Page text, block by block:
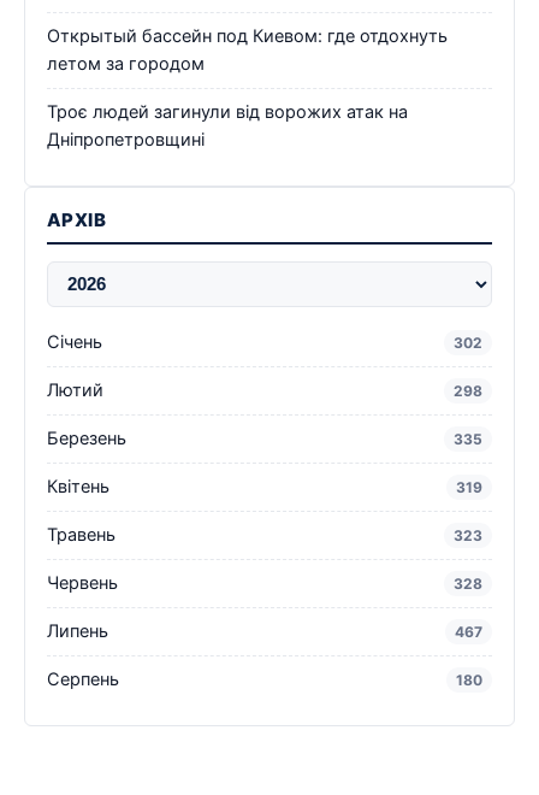
Открытый бассейн под Киевом: где отдохнуть
летом за городом
Троє людей загинули від ворожих атак на
Дніпропетровщині
АРХІВ
Січень 302
Лютий 298
Березень 335
Квітень 319
Травень 323
Червень 328
Липень 467
Серпень 180